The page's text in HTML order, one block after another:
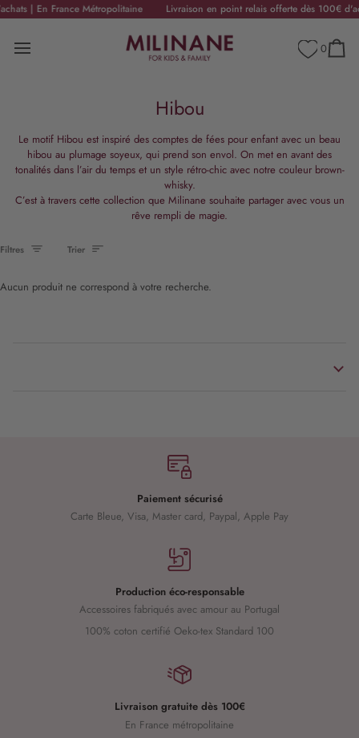
Passer
au
☀️Commandez avant vendredi
| En France Métropolitaine Livraison en point relais offerte dès 100€
0
Hibou
Le motif Hibou est inspiré des comptes de fées pour enfant avec un beau
hibou au plumage soyeux, qui prend son envol. On met en avant des
tonalités dans l’air du temps et un style rétro-chic avec notre couleur brown-
whisky.
C’est à travers cette collection que Milinane souhaite partager avec vous un
rêve rempli de magie.
Filtres Trier
Trier
Aucun produit ne correspond à votre recherche.
Paiement sécurisé
Carte Bleue, Visa, Master card, Paypal, Apple Pay
Production éco-responsable
Accessoires fabriqués avec amour au Portugal
100% coton certifié Oeko-tex Standard 100
Livraison gratuite dès 100€
En France métropolitaine